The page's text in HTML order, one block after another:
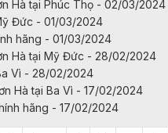
Hà tại Phúc Thọ - 02/03/2024
Đức - 01/03/2024
hãng - 01/03/2024
Hà tại Mỹ Đức - 28/02/2024
Vì - 28/02/2024
Hà tại Ba Vì - 17/02/2024
hãng - 17/02/2024